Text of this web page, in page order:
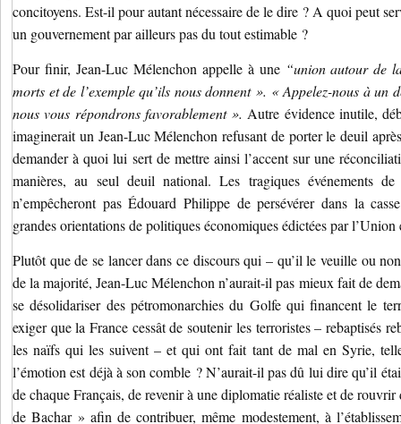
concitoyens. Est-il pour autant nécessaire de le dire ? A quoi peut
un gouvernement par ailleurs pas du tout estimable ?
Pour finir, Jean-Luc Mélenchon appelle à une “union autour de
morts et de l’exemple qu’ils nous donnent ». « Appelez-nous à un
nous vous répondrons favorablement ». Autre évidence inutile,
imaginerait un Jean-Luc Mélenchon refusant de porter le deuil
demander à quoi lui sert de mettre ainsi l’accent sur une
manières, au seul deuil national. Les tragiques événements
n’empêcheront pas Édouard Philippe de persévérer dans la
grandes orientations de politiques économiques édictées par l’Union
Plutôt que de se lancer dans ce discours qui – qu’il le veuille ou
de la majorité, Jean-Luc Mélenchon n’aurait-il pas mieux fait de
se désolidariser des pétromonarchies du Golfe qui financent le
exiger que la France cessât de soutenir les terroristes – rebaptisés
les naïfs qui les suivent – et qui ont fait tant de mal en Syrie,
l’émotion est déjà à son comble ? N’aurait-il pas dû lui dire qu’il
de chaque Français, de revenir à une diplomatie réaliste et de
de Bachar » afin de contribuer, même modestement, à